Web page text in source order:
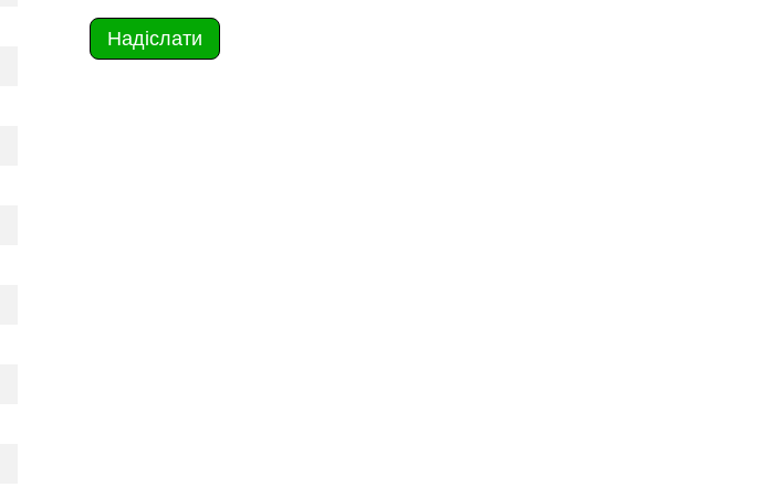
Надіслати